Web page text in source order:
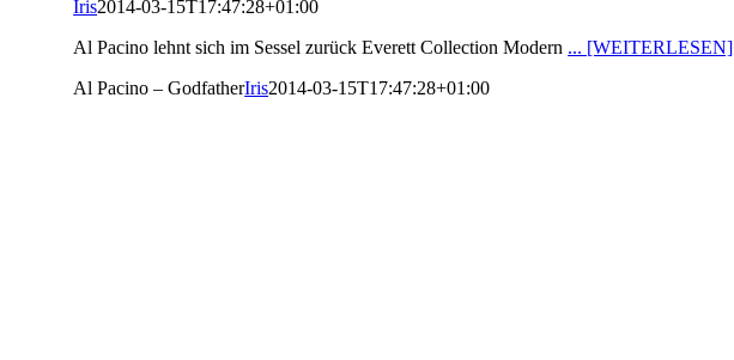
Iris2014-03-15T17:47:28+01:00
Al Pacino lehnt sich im Sessel zurück Everett Collection Modern ... [WEITERLESEN]
Al Pacino – GodfatherIris2014-03-15T17:47:28+01:00